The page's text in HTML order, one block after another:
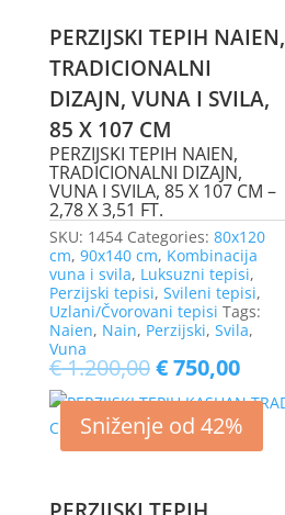
PERZIJSKI TEPIH NAIEN,
TRADICIONALNI
DIZAJN, VUNA I SVILA,
85 X 107 CM
PERZIJSKI TEPIH NAIEN,
TRADICIONALNI DIZAJN,
VUNA I SVILA, 85 X 107 CM –
2,78 X 3,51 FT.
SKU: 1454 Categories: 80x120
cm, 90x140 cm, Kombinacija
vuna i svila, Luksuzni tepisi,
Perzijski tepisi, Svileni tepisi,
Uzlani/Čvorovani tepisi Tags:
Naien, Nain, Perzijski, Svila,
Vuna
€1.200,00€750,00
Sniženje od 42%